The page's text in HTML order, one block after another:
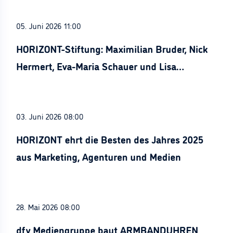
05. Juni 2026 11:00
HORIZONT-Stiftung: Maximilian Bruder, Nick
Hermert, Eva-Maria Schauer und Lisa
03. Juni 2026 08:00
HORIZONT ehrt die Besten des Jahres 2025
aus Marketing, Agenturen und Medien
28. Mai 2026 08:00
dfv Mediengruppe baut ARMBANDUHREN